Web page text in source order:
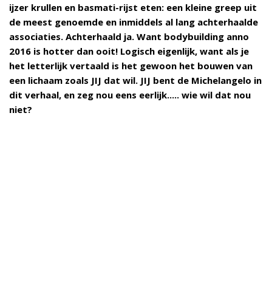
ijzer krullen en basmati-rijst eten: een kleine greep uit
de meest genoemde en inmiddels al lang achterhaalde
associaties. Achterhaald ja. Want bodybuilding anno
2016 is hotter dan ooit! Logisch eigenlijk, want als je
het letterlijk vertaald is het gewoon het bouwen van
een lichaam zoals JIJ dat wil. JIJ bent de Michelangelo in
dit verhaal, en zeg nou eens eerlijk..... wie wil dat nou
niet?